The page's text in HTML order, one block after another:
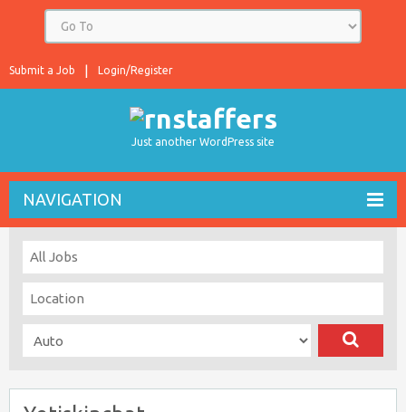
Login/Register
Submit a Job
Just another WordPress site
NAVIGATION